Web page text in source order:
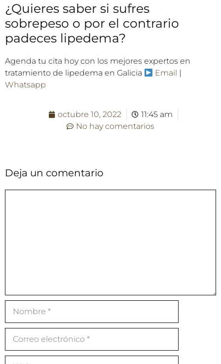
¿Quieres saber si sufres
sobrepeso o por el contrario
padeces lipedema?
Agenda tu cita hoy con los mejores expertos en
tratamiento de lipedema en Galicia
Email |
Whatsapp
octubre 10, 2022
11:45 am
No hay comentarios
Deja un comentario